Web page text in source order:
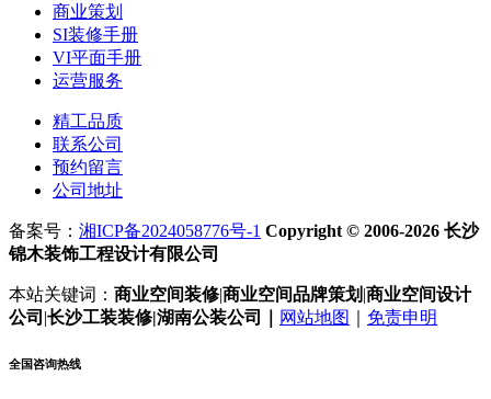
商业策划
SI装修手册
VI平面手册
运营服务
精工品质
联系公司
预约留言
公司地址
备案号： 湘ICP备2024058776号-1 Copyright © 2006-2026 长沙
锦木装饰工程设计有限公司
本站关键词： 商业空间装修|商业空间品牌策划 |商业空间设计
公司 |长沙工装装修|湖南公装公司｜ 网站地图 免责申明
全国咨询热线